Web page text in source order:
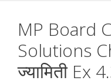
MP Board
Solutions
ज्यामिती Ex